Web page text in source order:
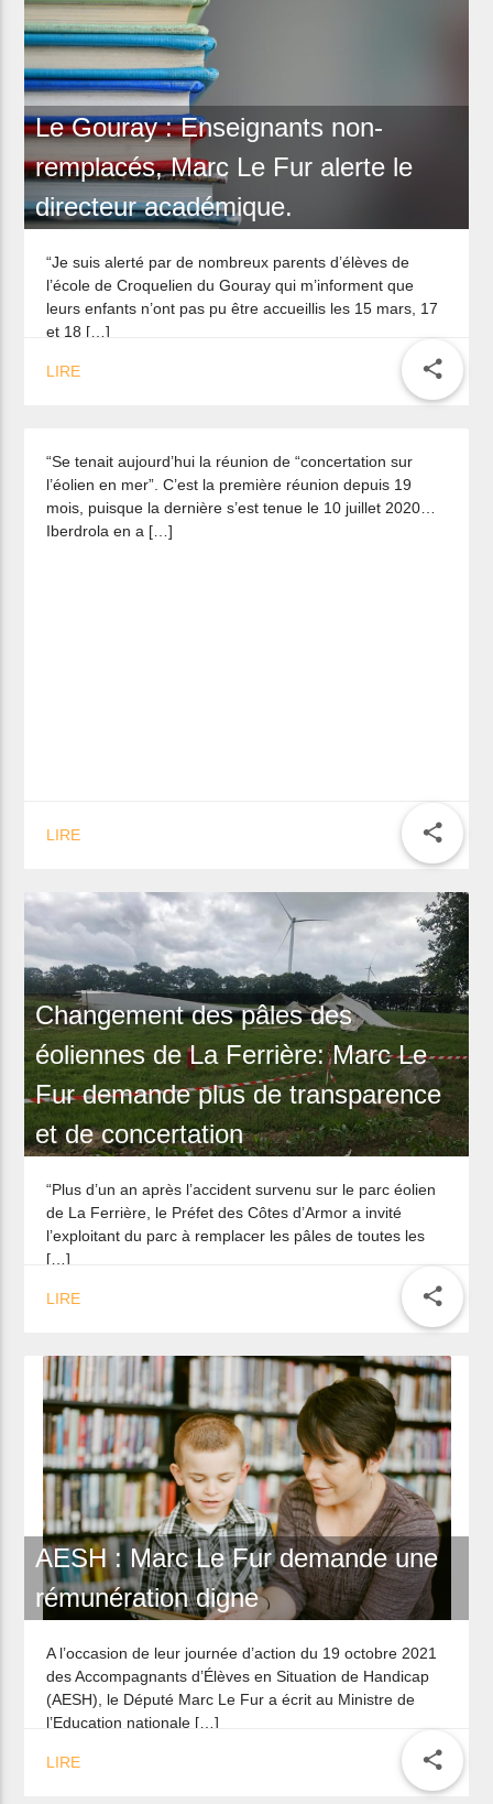
Le Gouray : Enseignants non-
remplacés, Marc Le Fur alerte le
directeur académique.
“Je suis alerté par de nombreux parents d’élèves de
l’école de Croquelien du Gouray qui m’informent que
leurs enfants n’ont pas pu être accueillis les 15 mars, 17
et 18 […]
LIRE share
Parc éolien : Marc Le Fur dresse un
constat accablant de la réunion de
“Se tenait aujourd’hui la réunion de “concertation sur
l’éolien en mer”. C’est la première réunion depuis 19
mois, puisque la dernière s’est tenue le 10 juillet 2020…
Iberdrola en a […]
LIRE share
Changement des pâles des
éoliennes de La Ferrière: Marc Le
Fur demande plus de transparence
et de concertation
“Plus d’un an après l’accident survenu sur le parc éolien
de La Ferrière, le Préfet des Côtes d’Armor a invité
l’exploitant du parc à remplacer les pâles de toutes les
[…]
LIRE share
AESH : Marc Le Fur demande une
rémunération digne
A l’occasion de leur journée d’action du 19 octobre 2021
des Accompagnants d’Élèves en Situation de Handicap
(AESH), le Député Marc Le Fur a écrit au Ministre de
l’Education nationale […]
LIRE share